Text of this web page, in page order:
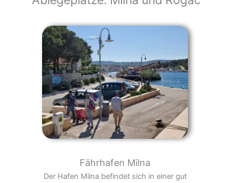
Fährhafen Milna
Der Hafen Milna befindet sich in einer gut